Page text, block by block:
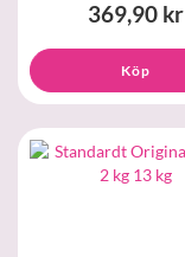
369,90 kr
Köp